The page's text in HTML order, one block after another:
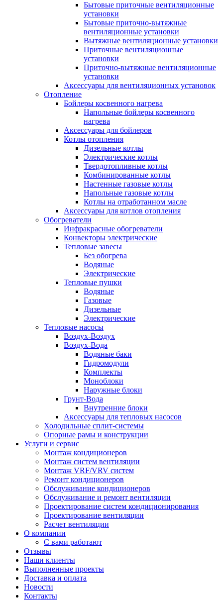
Бытовые приточные вентиляционные
установки
Бытовые приточно-вытяжные
вентиляционные установки
Вытяжные вентиляционные установки
Приточные вентиляционные
установки
Приточно-вытяжные вентиляционные
установки
Аксессуары для вентиляционных установок
Отопление
Бойлеры косвенного нагрева
Напольные бойлеры косвенного
нагрева
Аксессуары для бойлеров
Котлы отопления
Дизельные котлы
Электрические котлы
Твердотопливные котлы
Комбинированные котлы
Настенные газовые котлы
Напольные газовые котлы
Котлы на отработанном масле
Аксессуары для котлов отопления
Обогреватели
Инфракрасные обогреватели
Конвекторы электрические
Тепловые завесы
Без обогрева
Водяные
Электрические
Тепловые пушки
Водяные
Газовые
Дизельные
Электрические
Тепловые насосы
Воздух-Воздух
Воздух-Вода
Водяные баки
Гидромодули
Комплекты
Моноблоки
Наружные блоки
Грунт-Вода
Внутренние блоки
Аксессуары для тепловых насосов
Холодильные сплит-системы
Опорные рамы и конструкции
Услуги и сервис
Монтаж кондиционеров
Монтаж систем вентиляции
Монтаж VRF/VRV систем
Ремонт кондиционеров
Обслуживание кондиционеров
Обслуживание и ремонт вентиляции
Проектирование систем кондиционирования
Проектирование вентиляции
Расчет вентиляции
О компании
С вами работают
Отзывы
Наши клиенты
Выполненные проекты
Доставка и оплата
Новости
Контакты